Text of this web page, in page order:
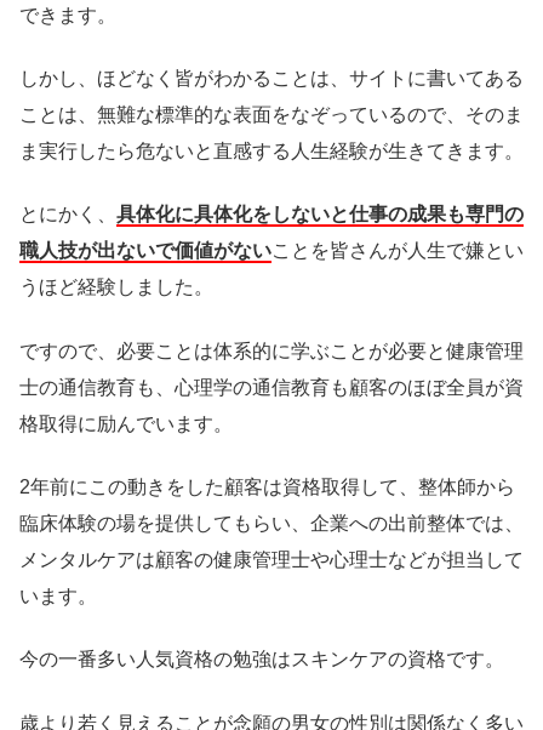
できます。
しかし、ほどなく皆がわかることは、サイトに書いてある
ことは、無難な標準的な表面をなぞっているので、そのま
ま実行したら危ないと直感する人生経験が生きてきます。
とにかく、 具体化に具体化をしないと仕事の成果も専門の
職人技が出ないで価値がないことを皆さんが人生で嫌とい
うほど経験しました。
ですので、必要ことは体系的に学ぶことが必要と健康管理
士の通信教育も、心理学の通信教育も顧客のほぼ全員が資
格取得に励んでいます。
2年前にこの動きをした顧客は資格取得して、整体師から
臨床体験の場を提供してもらい、企業への出前整体では、
メンタルケアは顧客の健康管理士や心理士などが担当して
います。
今の一番多い人気資格の勉強はスキンケアの資格です。
歳より若く見えることが念願の男女の性別は関係なく多い